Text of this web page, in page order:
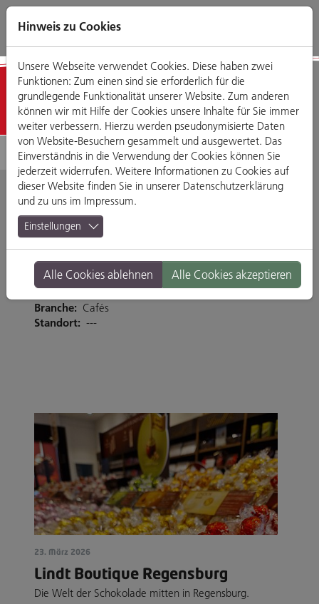
Direkt
zum
Zum
Hauptmenü
Zum
Footermenü
Zur
Website-
Detailansicht
Bäckerei Sipl
Untere Bachgasse 15, 93047 Regensburg
Tel. 094159977920
http://www.sipl.de/
Branche: Cafés
Standort: ---
23. März 2026
Lindt Boutique Regensburg
Die Welt der Schokolade mitten in Regensburg.
Hinweis zu Cookies
Unsere Webseite verwendet Cookies. Diese haben zwei
Funktionen: Zum einen sind sie erforderlich für die
grundlegende Funktionalität unserer Website. Zum anderen
können wir mit Hilfe der Cookies unsere Inhalte für Sie immer
weiter verbessern. Hierzu werden pseudonymisierte Daten
von Website-Besuchern gesammelt und ausgewertet. Das
Einverständnis in die Verwendung der Cookies können Sie
jederzeit widerrufen. Weitere Informationen zu Cookies auf
dieser Website finden Sie in unserer Datenschutzerklärung
und zu uns im Impressum.
Einstellungen
Alle Cookies ablehnen Alle Cookies akzeptieren